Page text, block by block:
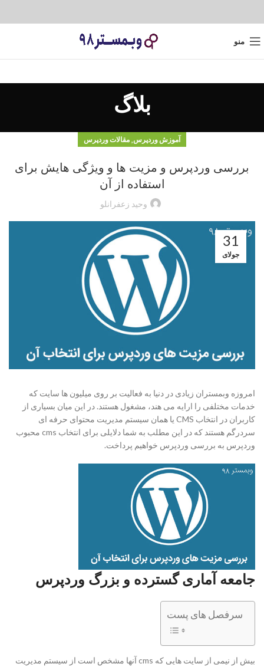
منو
بلاگ
آموزش وردپرس, مقالات وردپرس
بررسی وردپرس و مزیت ها و ویژگی هایش برای
استفاده از آن
وحید زعفرانلو
31
جولای
امروزه وبمستران زیادی در دنیا به فعالیت بر روی میلیون ها سایت که
خدمات مختلفی را ارایه می هند، مشغول هستند. در این میان بسیاری از
کاربران در انتخاب CMS یا همان سیستم مدیریت محتوای حرفه ای
سردرگم هستند که در این مطلب به شما دلایلی برای انتخاب cms محبوب
وردپرس به بررسی وردپرس خواهیم پرداخت.
جامعه آماری گسترده و بزرگ وردپرس
سرفصل های پست
بیش از نیمی از سایت هایی که cms آنها مشخص است از سیستم مدیریت